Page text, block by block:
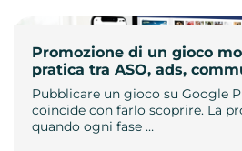
Promozione di un gioco
pratica tra ASO, ads,
Pubblicare un gioco su Google
coincide con farlo scoprire. La
quando ogni fase …